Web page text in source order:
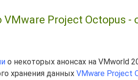
VMware Project Octopus -
о некоторых анонсах на VMworld
хранения данных VMware Project